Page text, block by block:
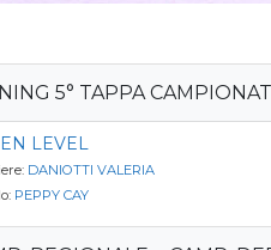
5° TAPPA
LEVEL
DANIOTTI VALERIA
PEPPY CAY